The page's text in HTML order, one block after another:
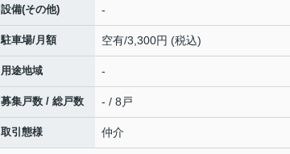
設備(その他) -
駐車場/月額 空有/3,300円 (税込)
用途地域 -
募集戸数 / 総戸数 - / 8戸
取引態様 仲介